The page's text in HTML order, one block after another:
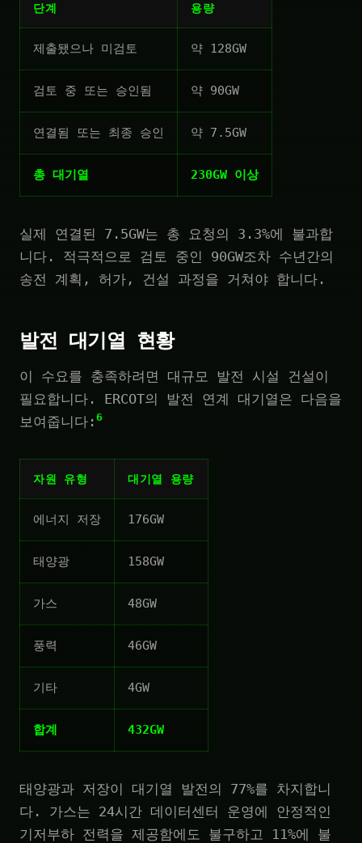
단계 용량
제출됐으나 미검토 약 128GW
검토 중 또는 승인됨 약 90GW
연결됨 또는 최종 승인 약 7.5GW
총 대기열 230GW 이상
실제 연결된 7.5GW는 총 요청의 3.3%에 불과합
니다. 적극적으로 검토 중인 90GW조차 수년간의
송전 계획, 허가, 건설 과정을 거쳐야 합니다.
발전 대기열 현황
이 수요를 충족하려면 대규모 발전 시설 건설이
필요합니다. ERCOT의 발전 연계 대기열은 다음을
보여줍니다: 6
자원 유형 대기열 용량
에너지 저장 176GW
태양광 158GW
가스 48GW
풍력 46GW
기타 4GW
합계 432GW
태양광과 저장이 대기열 발전의 77%를 차지합니
다. 가스는 24시간 데이터센터 운영에 안정적인
기저부하 전력을 제공함에도 불구하고 11%에 불